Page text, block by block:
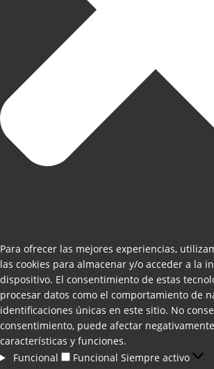
Para ofrecer las mejores experiencias,
las cookies para almacenar y/o acceder a la
dispositivo. El consentimiento de estas
procesar datos como el comportamiento de
identificaciones únicas en este sitio. No
consentimiento, puede afectar
características y funciones.
Funcional
Funcional Siempre activo